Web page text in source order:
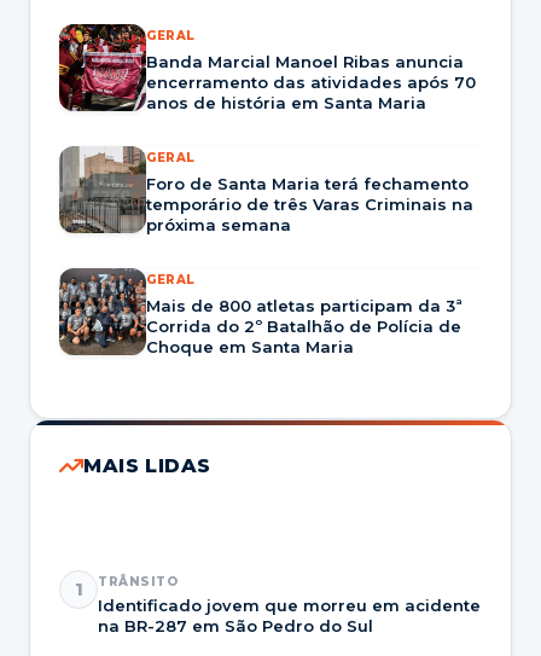
GERAL
Banda Marcial Manoel Ribas anuncia
encerramento das atividades após 70
anos de história em Santa Maria
GERAL
Foro de Santa Maria terá fechamento
temporário de três Varas Criminais na
próxima semana
GERAL
Mais de 800 atletas participam da 3ª
Corrida do 2º Batalhão de Polícia de
Choque em Santa Maria
MAIS LIDAS
1 TRÂNSITO
Identificado jovem que morreu em acidente
na BR-287 em São Pedro do Sul